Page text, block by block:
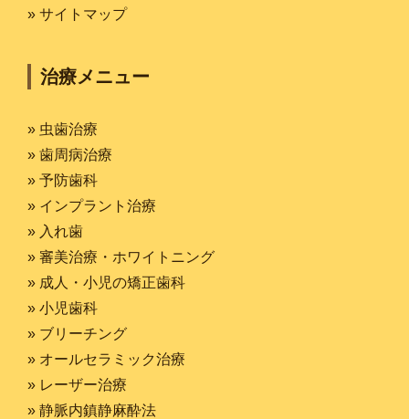
» サイトマップ
治療メニュー
» 虫歯治療
» 歯周病治療
» 予防歯科
» インプラント治療
» 入れ歯
» 審美治療・ホワイトニング
» 成人・小児の矯正歯科
» 小児歯科
» ブリーチング
» オールセラミック治療
» レーザー治療
» 静脈内鎮静麻酔法